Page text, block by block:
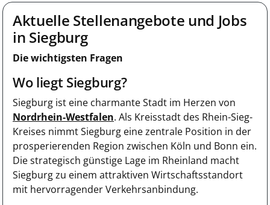
Aktuelle Stellenangebote und Jobs
in Siegburg
Die wichtigsten Fragen
Wo liegt Siegburg?
Siegburg ist eine charmante Stadt im Herzen von
Nordrhein-Westfalen. Als Kreisstadt des Rhein-Sieg-
Kreises nimmt Siegburg eine zentrale Position in der
prosperierenden Region zwischen Köln und Bonn ein.
Die strategisch günstige Lage im Rheinland macht
Siegburg zu einem attraktiven Wirtschaftsstandort
mit hervorragender Verkehrsanbindung.